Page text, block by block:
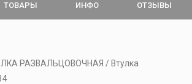
ТОВАРЫ ИНФО ОТЗЫВЫ
РАЗВАЛЬЦОВОЧНАЯ / Втулка